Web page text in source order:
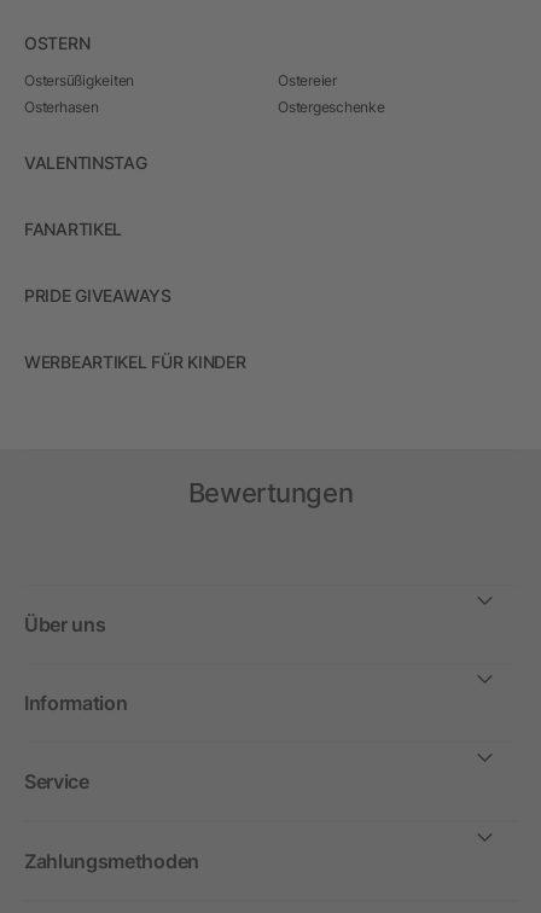
OSTERN
Ostersüßigkeiten
Osterhasen
Ostereier
Ostergeschenke
VALENTINSTAG
FANARTIKEL
PRIDE GIVEAWAYS
WERBEARTIKEL FÜR KINDER
Bewertungen
Über uns
Information
Service
Zahlungsmethoden